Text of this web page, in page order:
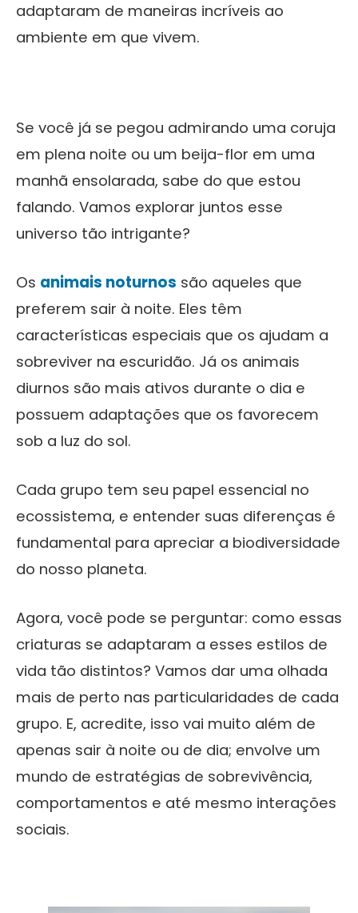
adaptaram de maneiras incríveis ao
ambiente em que vivem.
Se você já se pegou admirando uma coruja
em plena noite ou um beija-flor em uma
manhã ensolarada, sabe do que estou
falando. Vamos explorar juntos esse
universo tão intrigante?
Os animais noturnos são aqueles que
preferem sair à noite. Eles têm
características especiais que os ajudam a
sobreviver na escuridão. Já os animais
diurnos são mais ativos durante o dia e
possuem adaptações que os favorecem
sob a luz do sol.
Cada grupo tem seu papel essencial no
ecossistema, e entender suas diferenças é
fundamental para apreciar a biodiversidade
do nosso planeta.
Agora, você pode se perguntar: como essas
criaturas se adaptaram a esses estilos de
vida tão distintos? Vamos dar uma olhada
mais de perto nas particularidades de cada
grupo. E, acredite, isso vai muito além de
apenas sair à noite ou de dia; envolve um
mundo de estratégias de sobrevivência,
comportamentos e até mesmo interações
sociais.